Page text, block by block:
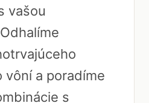
vašou
a poradíme
s